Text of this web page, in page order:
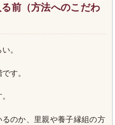
前（方法へのこだわ
。
す。
のか、里親や養子縁組の方